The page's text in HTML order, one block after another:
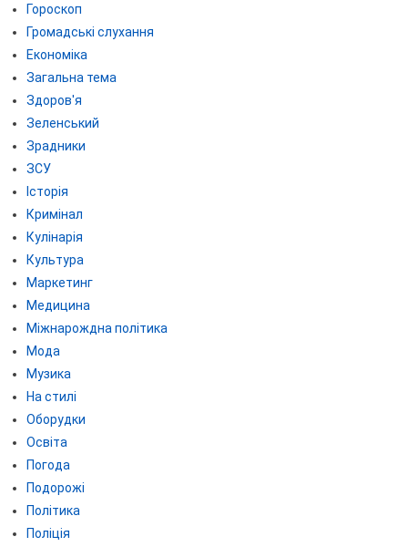
Гороскоп
Громадські слухання
Економіка
Загальна тема
Здоров'я
Зеленський
Зрадники
ЗСУ
Історія
Кримінал
Кулінарія
Культура
Маркетинг
Медицина
Міжнарождна політика
Мода
Музика
На стилі
Оборудки
Освіта
Погода
Подорожі
Політика
Поліція